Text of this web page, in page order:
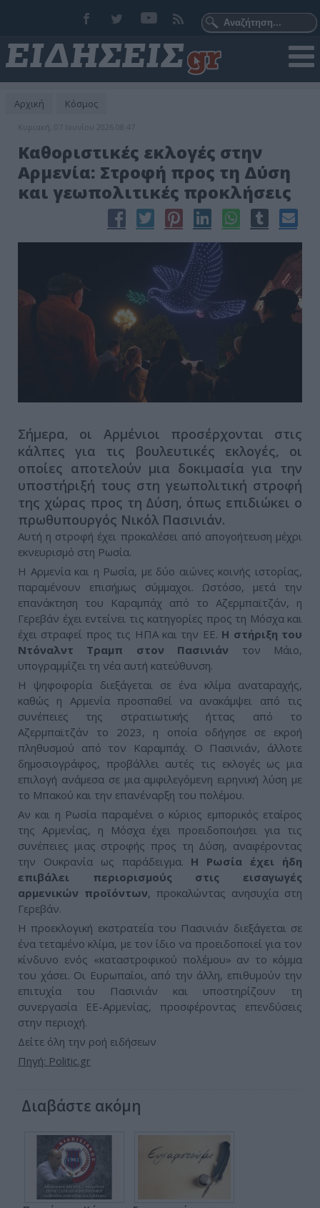
Αρχική Κόσμος
Κυριακή, 07 Ιουνίου 2026 08:47
Καθοριστικές εκλογές στην
Αρμενία: Στροφή προς τη Δύση
και γεωπολιτικές προκλήσεις
Σήμερα, οι Αρμένιοι προσέρχονται στις
κάλπες για τις βουλευτικές εκλογές, οι
οποίες αποτελούν μια δοκιμασία για την
υποστήριξή τους στη γεωπολιτική στροφή
της χώρας προς τη Δύση, όπως επιδιώκει ο
πρωθυπουργός Νικόλ Πασινιάν.
Αυτή η στροφή έχει προκαλέσει από απογοήτευση μέχρι
εκνευρισμό στη Ρωσία.
Η Αρμενία και η Ρωσία, με δύο αιώνες κοινής ιστορίας,
παραμένουν επισήμως σύμμαχοι. Ωστόσο, μετά την
επανάκτηση του Καραμπάχ από το Αζερμπαϊτζάν, η
Γερεβάν έχει εντείνει τις κατηγορίες προς τη Μόσχα και
έχει στραφεί προς τις ΗΠΑ και την ΕΕ. Η στήριξη του
Ντόναλντ Τραμπ στον Πασινιάν τον Μάιο,
υπογραμμίζει τη νέα αυτή κατεύθυνση.
Η ψηφοφορία διεξάγεται σε ένα κλίμα αναταραχής,
καθώς η Αρμενία προσπαθεί να ανακάμψει από τις
συνέπειες της στρατιωτικής ήττας από το
Αζερμπαϊτζάν το 2023, η οποία οδήγησε σε εκροή
πληθυσμού από τον Καραμπάχ. Ο Πασινιάν, άλλοτε
δημοσιογράφος, προβάλλει αυτές τις εκλογές ως μια
επιλογή ανάμεσα σε μια αμφιλεγόμενη ειρηνική λύση με
το Μπακού και την επανέναρξη του πολέμου.
Αν και η Ρωσία παραμένει ο κύριος εμπορικός εταίρος
της Αρμενίας, η Μόσχα έχει προειδοποιήσει για τις
συνέπειες μιας στροφής προς τη Δύση, αναφέροντας
την Ουκρανία ως παράδειγμα. Η Ρωσία έχει ήδη
επιβάλει περιορισμούς στις εισαγωγές
αρμενικών προϊόντων, προκαλώντας ανησυχία στη
Γερεβάν.
Η προεκλογική εκστρατεία του Πασινιάν διεξάγεται σε
ένα τεταμένο κλίμα, με τον ίδιο να προειδοποιεί για τον
κίνδυνο ενός «καταστροφικού πολέμου» αν το κόμμα
του χάσει. Οι Ευρωπαίοι, από την άλλη, επιθυμούν την
επιτυχία του Πασινιάν και υποστηρίζουν τη
συνεργασία ΕΕ-Αρμενίας, προσφέροντας επενδύσεις
στην περιοχή.
Δείτε όλη την ροή ειδήσεων
Πηγή: Politic.gr
Διαβάστε ακόμη